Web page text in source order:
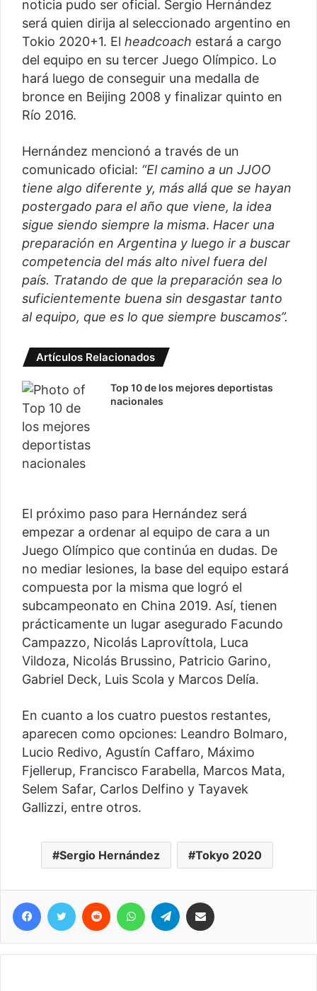
noticia pudo ser oficial. Sergio Hernández
será quien dirija al seleccionado argentino en
Tokio 2020+1. El headcoach estará a cargo
del equipo en su tercer Juego Olímpico. Lo
hará luego de conseguir una medalla de
bronce en Beijing 2008 y finalizar quinto en
Río 2016.
Hernández mencionó a través de un
comunicado oficial: “El camino a un JJOO
tiene algo diferente y, más allá que se hayan
postergado para el año que viene, la idea
sigue siendo siempre la misma. Hacer una
preparación en Argentina y luego ir a buscar
competencia del más alto nivel fuera del
país. Tratando de que la preparación sea lo
suficientemente buena sin desgastar tanto
al equipo, que es lo que siempre buscamos”.
Artículos Relacionados
Top 10 de los mejores deportistas
nacionales
El próximo paso para Hernández será
empezar a ordenar al equipo de cara a un
Juego Olímpico que continúa en dudas. De
no mediar lesiones, la base del equipo estará
compuesta por la misma que logró el
subcampeonato en China 2019. Así, tienen
prácticamente un lugar asegurado Facundo
Campazzo, Nicolás Laprovíttola, Luca
Vildoza, Nicolás Brussino, Patricio Garino,
Gabriel Deck, Luis Scola y Marcos Delía.
En cuanto a los cuatro puestos restantes,
aparecen como opciones: Leandro Bolmaro,
Lucio Redivo, Agustín Caffaro, Máximo
Fjellerup, Francisco Farabella, Marcos Mata,
Selem Safar, Carlos Delfino y Tayavek
Gallizzi, entre otros.
Sergio Hernández Tokyo 2020
Facebook
Twitter Reddit WhatsAppTelegram